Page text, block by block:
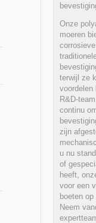
Onze
moeren
terwijl ze
voordelen
R&D-
continu
zijn
u nu
of
heeft,
voor een
boeten
Neem